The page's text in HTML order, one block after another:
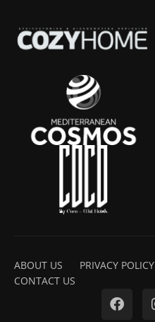
ABOUT US PRIVACY POLICY
CONTACT US